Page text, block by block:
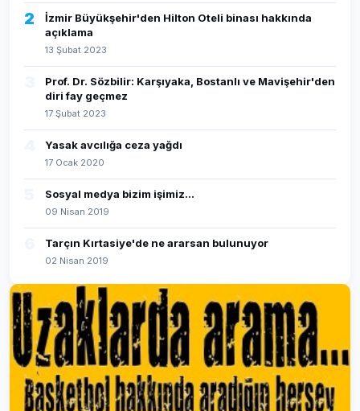
2
İzmir Büyükşehir'den Hilton Oteli binası hakkında
açıklama
13 Şubat 2023
Prof. Dr. Sözbilir: Karşıyaka, Bostanlı ve Mavişehir'den
diri fay geçmez
17 Şubat 2023
Yasak avcılığa ceza yağdı
17 Ocak 2020
Sosyal medya bizim işimiz...
09 Nisan 2019
Tarçın Kırtasiye'de ne ararsan bulunuyor
02 Nisan 2019